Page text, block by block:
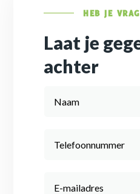
HEB JE
Laat je
achter